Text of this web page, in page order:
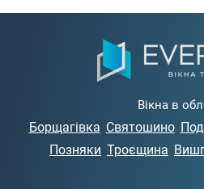
Вікна в
Борщагівка Святошино
Позняки Троєщина